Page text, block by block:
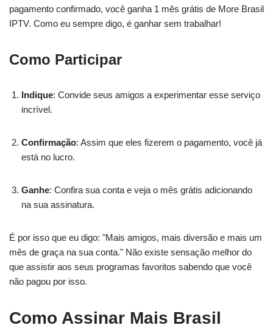
pagamento confirmado, você ganha 1 mês grátis de More Brasil
IPTV. Como eu sempre digo, é ganhar sem trabalhar!
Como Participar
Indique: Convide seus amigos a experimentar esse serviço
incrível.
Confirmação: Assim que eles fizerem o pagamento, você já
está no lucro.
Ganhe: Confira sua conta e veja o mês grátis adicionando
na sua assinatura.
É por isso que eu digo: "Mais amigos, mais diversão e mais um
mês de graça na sua conta." Não existe sensação melhor do
que assistir aos seus programas favoritos sabendo que você
não pagou por isso.
Como Assinar Mais Brasil